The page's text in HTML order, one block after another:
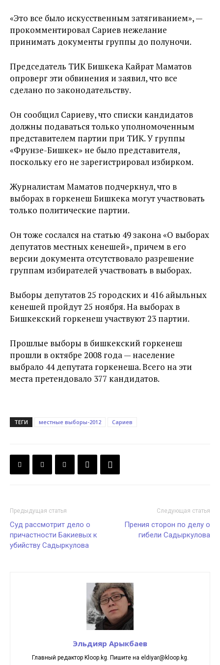
«Это все было искусственным затягиванием», —
прокомментировал Сариев нежелание
принимать документы группы до полуночи.
Председатель ТИК Бишкека Кайрат Маматов
опроверг эти обвинения и заявил, что все
сделано по законодательству.
Он сообщил Сариеву, что списки кандидатов
должны подаваться только уполномоченным
представителем партии при ТИК. У группы
«Фрунзе-Бишкек» не было представителя,
поскольку его не зарегистрировал избирком.
Журналистам Маматов подчеркнул, что в
выборах в горкенеш Бишкека могут участвовать
только политические партии.
Он тоже сослался на статью 49 закона «О выборах
депутатов местных кенешей», причем в его
версии документа отсутствовало разрешение
группам избирателей участвовать в выборах.
Выборы депутатов 25 городских и 416 айыльных
кенешей пройдут 25 ноября. На выборах в
Бишкекский горкенеш участвуют 23 партии.
Прошлые выборы в бишкекский горкенеш
прошли в октябре 2008 года — население
выбрало 44 депутата горкенеша. Всего на эти
места претендовало 377 кандидатов.
ТЕГИ местные выборы-2012 Сариев
Предыдущая статья
Суд рассмотрит дело о
причастности Бакиевых к
убийству Садыркулова
Следующая статья
Прения сторон по делу о
гибели Садыркулова
Эльдияр Арыкбаев
Главный редактор Kloop.kg. Пишите на eldiyar@kloop.kg.